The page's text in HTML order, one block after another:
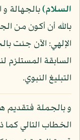
السلام)بالجهالة
بالله أن أكون من
الإلهي: الآن جئت
السابقة المستلزم
التبليغ النبوي.
و بالجملة فتقديم
الخطاب التالي